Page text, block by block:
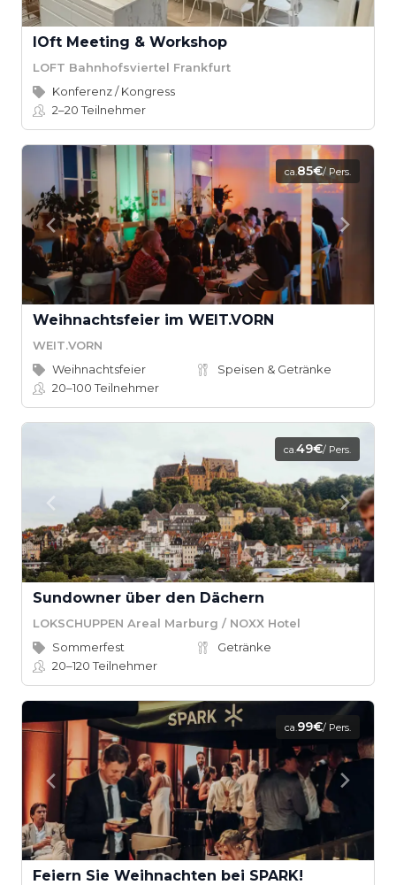
lOft Meeting & Workshop
LOFT Bahnhofsviertel Frankfurt
Konferenz / Kongress
2–20Teilnehmer
ca.85€/ Pers.
Weihnachtsfeier im WEIT.VORN
WEIT.VORN
Weihnachtsfeier
Speisen & Getränke
20–100Teilnehmer
ca.49€/ Pers.
Sundowner über den Dächern
LOKSCHUPPEN Areal Marburg / NOXX Hotel
Sommerfest
Getränke
20–120Teilnehmer
ca.99€/ Pers.
Feiern Sie Weihnachten bei SPARK!